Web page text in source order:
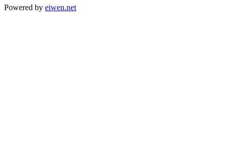
Powered by eiwen.net